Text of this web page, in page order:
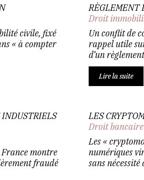
civile, fixé
« à compter
RÈGLEMENT
Droit
Un conflit de
rappel utile
d’un
Lire la suite
INDUSTRIELS
France montre
fraudé
LES
Droit bancaire
Les «
numériques
sans